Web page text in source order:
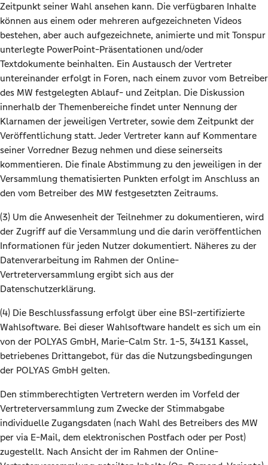
Zeitpunkt seiner Wahl ansehen kann. Die verfügbaren Inhalte
können aus einem oder mehreren aufgezeichneten Videos
bestehen, aber auch aufgezeichnete, animierte und mit Tonspur
unterlegte PowerPoint-Präsentationen und/oder
Textdokumente beinhalten. Ein Austausch der Vertreter
untereinander erfolgt in Foren, nach einem zuvor vom Betreiber
des MW festgelegten Ablauf- und Zeitplan. Die Diskussion
innerhalb der Themenbereiche findet unter Nennung der
Klarnamen der jeweiligen Vertreter, sowie dem Zeitpunkt der
Veröffentlichung statt. Jeder Vertreter kann auf Kommentare
seiner Vorredner Bezug nehmen und diese seinerseits
kommentieren. Die finale Abstimmung zu den jeweiligen in der
Versammlung thematisierten Punkten erfolgt im Anschluss an
den vom Betreiber des MW festgesetzten Zeitraums.
(3) Um die Anwesenheit der Teilnehmer zu dokumentieren, wird
der Zugriff auf die Versammlung und die darin veröffentlichen
Informationen für jeden Nutzer dokumentiert. Näheres zu der
Datenverarbeitung im Rahmen der Online-
Vertreterversammlung ergibt sich aus der
Datenschutzerklärung.
(4) Die Beschlussfassung erfolgt über eine BSI-zertifizierte
Wahlsoftware. Bei dieser Wahlsoftware handelt es sich um ein
von der POLYAS GmbH, Marie-Calm Str. 1-5, 34131 Kassel,
betriebenes Drittangebot, für das die Nutzungsbedingungen
der POLYAS GmbH gelten.
Den stimmberechtigten Vertretern werden im Vorfeld der
Vertreterversammlung zum Zwecke der Stimmabgabe
individuelle Zugangsdaten (nach Wahl des Betreibers des MW
per via E-Mail, dem elektronischen Postfach oder per Post)
zugestellt. Nach Ansicht der im Rahmen der Online-